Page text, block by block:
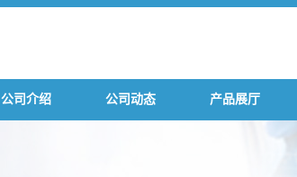
公司介绍 公司动态 产品展厅